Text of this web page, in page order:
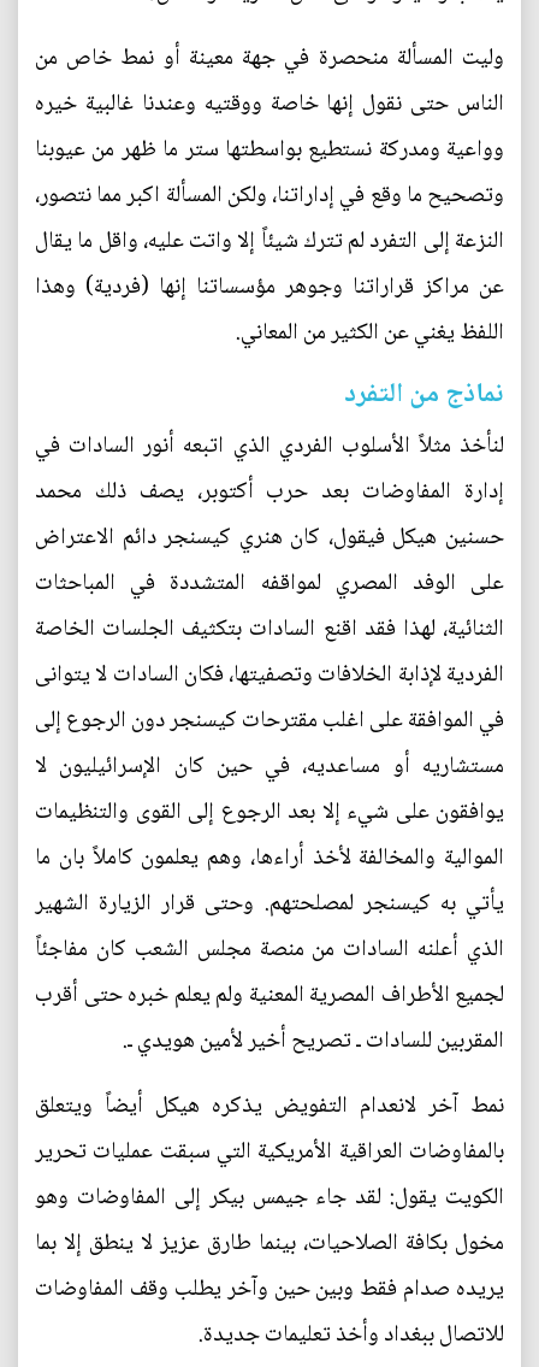
وليت المسألة منحصرة في جهة معينة أو نمط خاص من
الناس حتى نقول إنها خاصة ووقتيه وعندنا غالبية خيره
وواعية ومدركة نستطيع بواسطتها ستر ما ظهر من عيوبنا
وتصحيح ما وقع في إداراتنا، ولكن المسألة اكبر مما نتصور،
النزعة إلى التفرد لم تترك شيئاً إلا واتت عليه، واقل ما يقال
عن مراكز قراراتنا وجوهر مؤسساتنا إنها (فردية) وهذا
اللفظ يغني عن الكثير من المعاني.
نماذج من التفرد
لنأخذ مثلاً الأسلوب الفردي الذي اتبعه أنور السادات في
إدارة المفاوضات بعد حرب أكتوبر، يصف ذلك محمد
حسنين هيكل فيقول، كان هنري كيسنجر دائم الاعتراض
على الوفد المصري لمواقفه المتشددة في المباحثات
الثنائية، لهذا فقد اقنع السادات بتكثيف الجلسات الخاصة
الفردية لإذابة الخلافات وتصفيتها، فكان السادات لا يتوانى
في الموافقة على اغلب مقترحات كيسنجر دون الرجوع إلى
مستشاريه أو مساعديه، في حين كان الإسرائيليون لا
يوافقون على شيء إلا بعد الرجوع إلى القوى والتنظيمات
الموالية والمخالفة لأخذ أراءها، وهم يعلمون كاملاً بان ما
يأتي به كيسنجر لمصلحتهم. وحتى قرار الزيارة الشهير
الذي أعلنه السادات من منصة مجلس الشعب كان مفاجئاً
لجميع الأطراف المصرية المعنية ولم يعلم خبره حتى أقرب
المقربين للسادات ـ تصريح أخير لأمين هويدي ـ.
نمط آخر لانعدام التفويض يذكره هيكل أيضاً ويتعلق
بالمفاوضات العراقية الأمريكية التي سبقت عمليات تحرير
الكويت يقول: لقد جاء جيمس بيكر إلى المفاوضات وهو
مخول بكافة الصلاحيات، بينما طارق عزيز لا ينطق إلا بما
يريده صدام فقط وبين حين وآخر يطلب وقف المفاوضات
للاتصال ببغداد وأخذ تعليمات جديدة‍‍‍.